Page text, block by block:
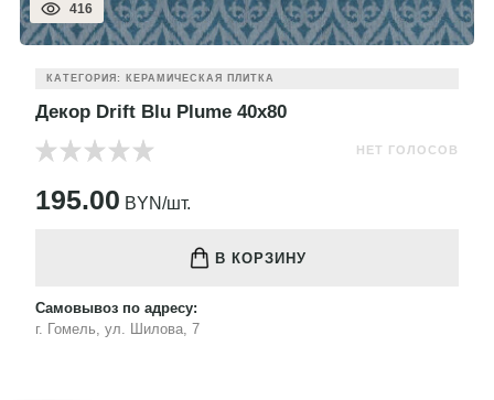
416
КАТЕГОРИЯ: КЕРАМИЧЕСКАЯ ПЛИТКА
Декор Drift Blu Plume 40x80
НЕТ ГОЛОСОВ
195.00 BYN/шт.
В КОРЗИНУ
Самовывоз по адресу:
г. Гомель, ул. Шилова, 7